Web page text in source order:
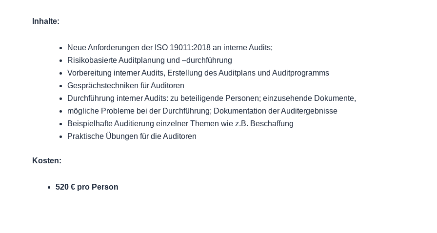
Inhalte:
Neue Anforderungen der ISO 19011:2018 an interne Audits;
Risikobasierte Auditplanung und –durchführung
Vorbereitung interner Audits, Erstellung des Auditplans und Auditprogramms
Gesprächstechniken für Auditoren
Durchführung interner Audits: zu beteiligende Personen; einzusehende Dokumente,
mögliche Probleme bei der Durchführung; Dokumentation der Auditergebnisse
Beispielhafte Auditierung einzelner Themen wie z.B. Beschaffung
Praktische Übungen für die Auditoren
Kosten:
520 € pro Person